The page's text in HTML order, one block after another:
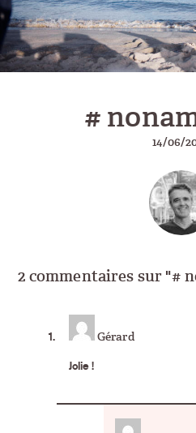
#
14/06/
2 commentaires sur "#
Gérard
Jolie !